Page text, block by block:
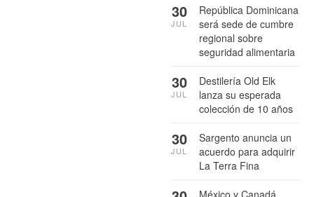
República Dominicana
será sede de cumbre
regional sobre
seguridad alimentaria
30
JUL
Destilería Old Elk
lanza su esperada
colección de 10 años
30
JUL
Sargento anuncia un
acuerdo para adquirir
La Terra Fina
30
JUL